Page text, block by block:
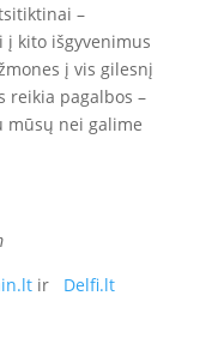
–
į kito išgyvenimus
į vis gilesnį
reikia pagalbos –
mūsų nei galime
ir Delfi.lt